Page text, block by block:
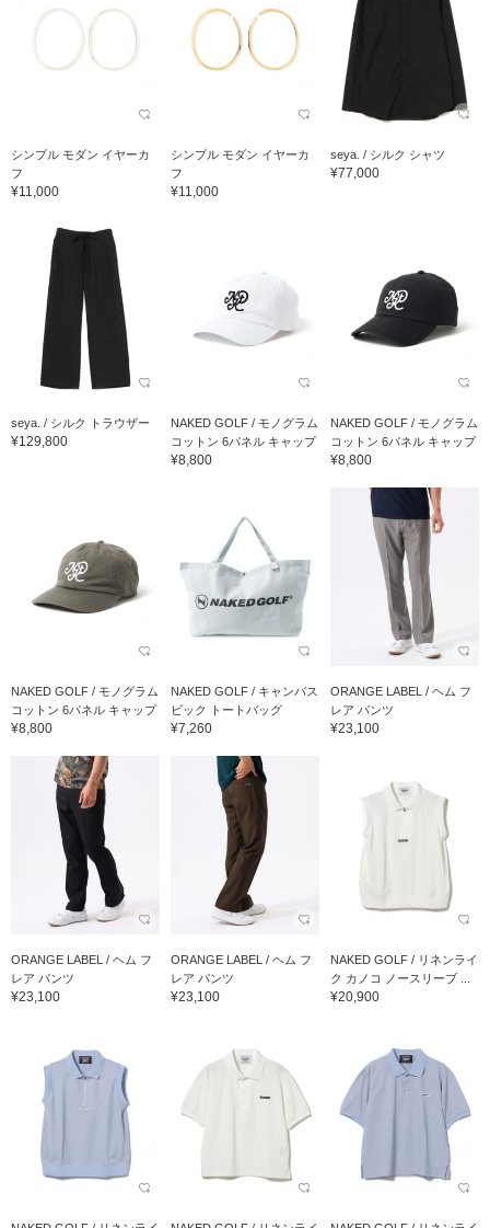
シンプル モダン イヤーカ
フ
¥11,000
シンプル モダン イヤーカ
フ
¥11,000
seya. / シルク シャツ
¥77,000
seya. / シルク トラウザー
¥129,800
NAKED GOLF / モノグラム
コットン 6パネル キャップ
¥8,800
NAKED GOLF / モノグラム
コットン 6パネル キャップ
¥8,800
NAKED GOLF / モノグラム
コットン 6パネル キャップ
¥8,800
NAKED GOLF / キャンバス
ビック トートバッグ
¥7,260
ORANGE LABEL / ヘム フ
レア パンツ
¥23,100
ORANGE LABEL / ヘム フ
レア パンツ
¥23,100
ORANGE LABEL / ヘム フ
レア パンツ
¥23,100
NAKED GOLF / リネンライ
ク カノコ ノースリーブ ...
¥20,900